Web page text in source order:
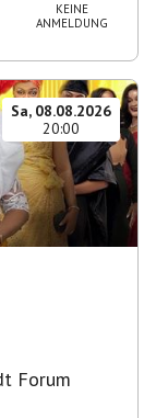
KEINE
ANMELDUNG
Sa, 08.08.2026
20:00
Forum